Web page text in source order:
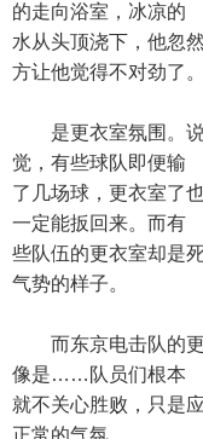
的走向浴室，冰凉的
水从头顶浇下，他忽
方让他觉得不对劲了。
是更衣室氛围。说
觉，有些球队即便输
了几场球，更衣室了
一定能扳回来。而有
些队伍的更衣室却是
气势的样子。
而东京电击队的更
像是……队员们根本
就不关心胜败，只是
正常的气氛。